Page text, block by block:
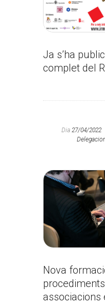
Ja s’ha
complet del
Dia 27/04/2022
Nova
associacions